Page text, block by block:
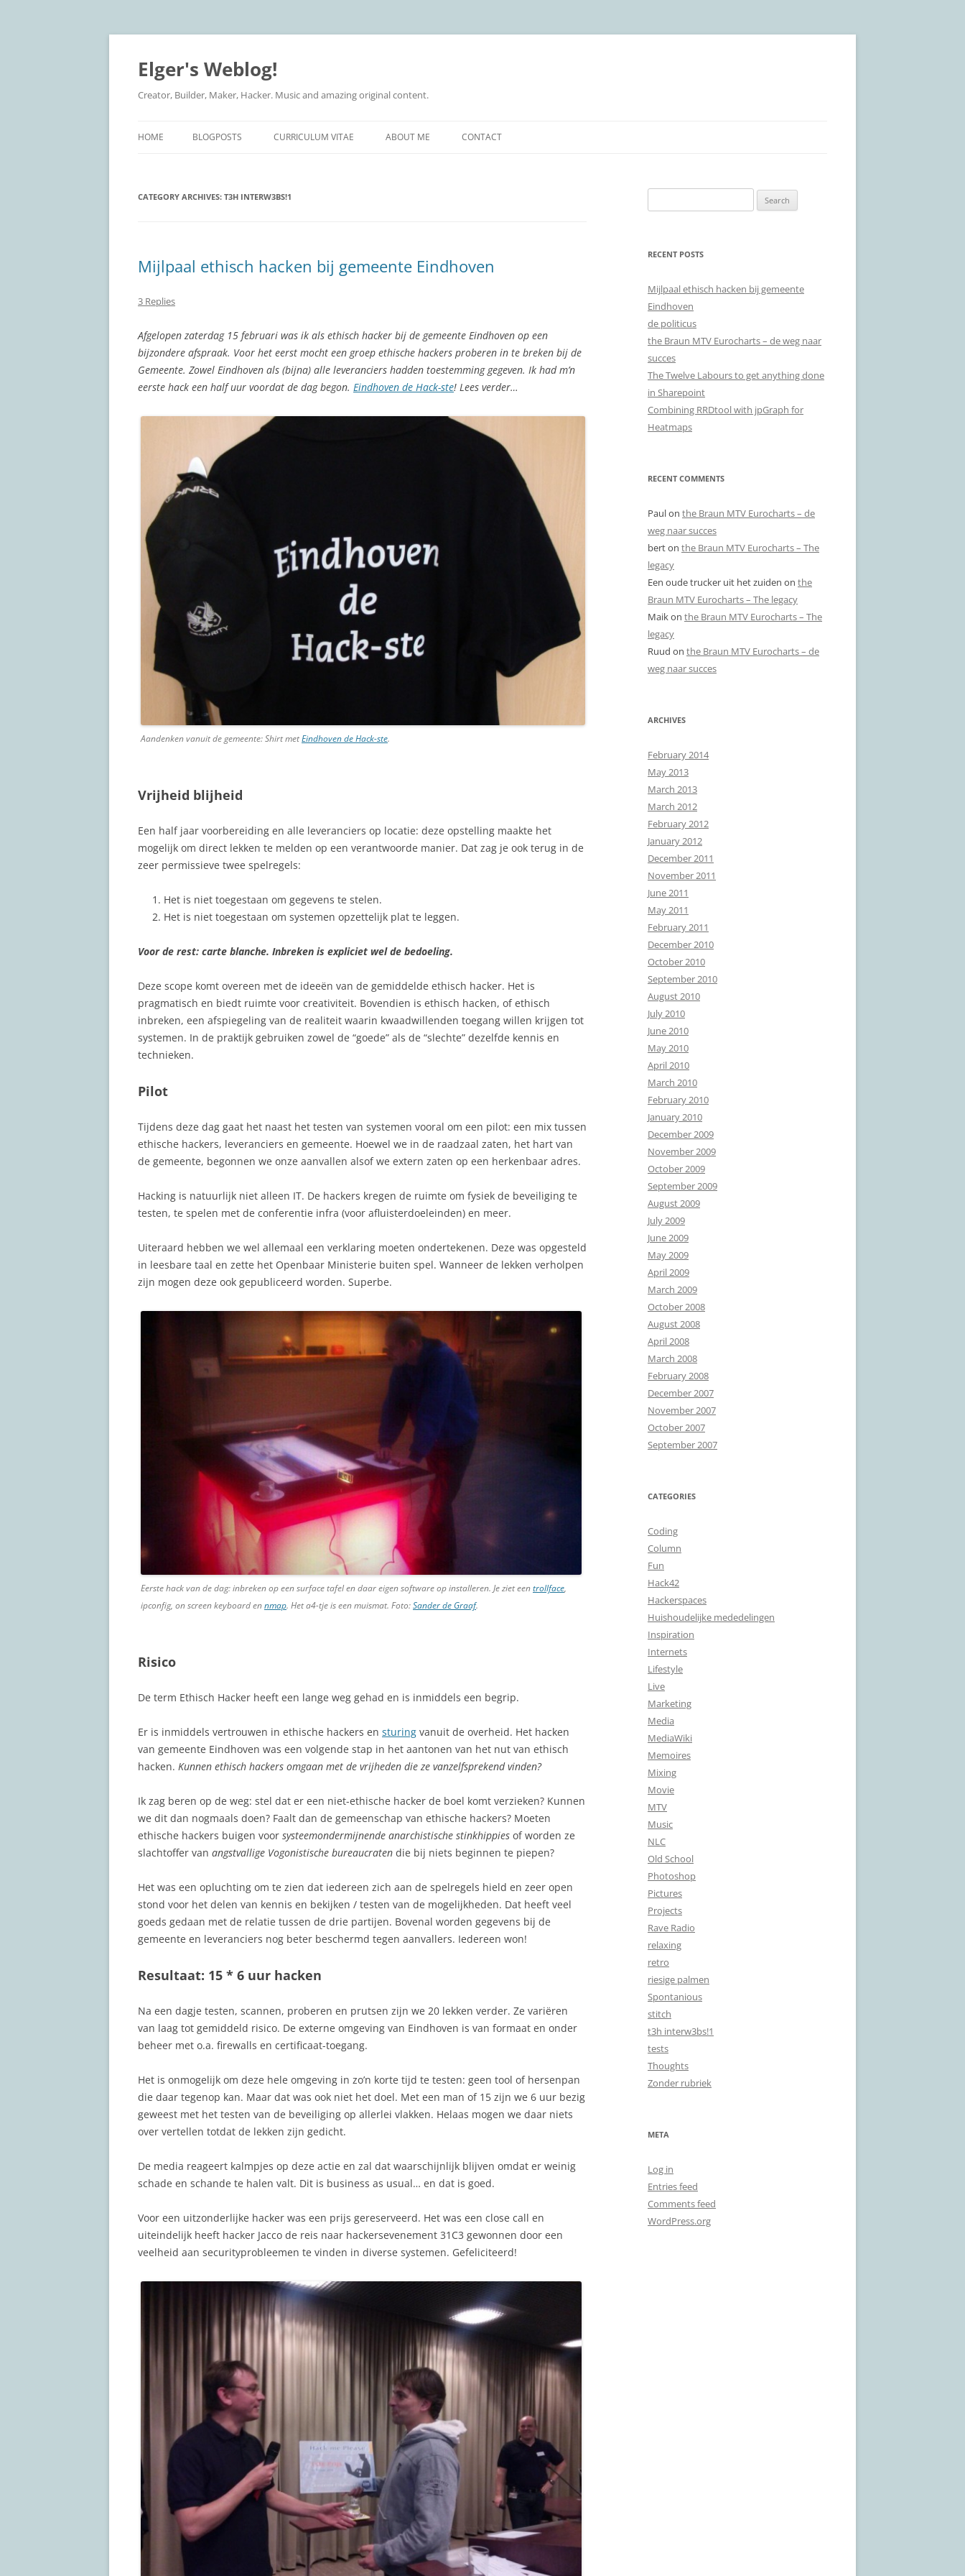
Elger's Weblog!
Creator, Builder, Maker, Hacker. Music and amazing original content.
to
HOME BLOGPOSTS CURRICULUM VITAE ABOUT ME CONTACT
CATEGORY ARCHIVES: T3H INTERW3BS!1
Mijlpaal ethisch hacken bij gemeente Eindhoven
3 Replies
Afgelopen zaterdag 15 februari was ik als ethisch hacker bij de gemeente Eindhoven op een
bijzondere afspraak. Voor het eerst mocht een groep ethische hackers proberen in te breken bij de
Gemeente. Zowel Eindhoven als (bijna) alle leveranciers hadden toestemming gegeven. Ik had m’n
eerste hack een half uur voordat de dag begon. Eindhoven de Hack-ste! Lees verder…
Aandenken vanuit de gemeente: Shirt metEindhoven de Hack-ste.
Vrijheid blijheid
Een half jaar voorbereiding en alle leveranciers op locatie: deze opstelling maakte het
mogelijk om direct lekken te melden op een verantwoorde manier. Dat zag je ook terug in de
zeer permissieve twee spelregels:
Het is niet toegestaan om gegevens te stelen.
Het is niet toegestaan om systemen opzettelijk plat te leggen.
Voor de rest: carte blanche. Inbreken is expliciet wel de bedoeling.
Deze scope komt overeen met de ideeën van de gemiddelde ethisch hacker. Het is
pragmatisch en biedt ruimte voor creativiteit. Bovendien is ethisch hacken, of ethisch
inbreken, een afspiegeling van de realiteit waarin kwaadwillenden toegang willen krijgen tot
systemen. In de praktijk gebruiken zowel de “goede” als de “slechte” dezelfde kennis en
technieken.
Pilot
Tijdens deze dag gaat het naast het testen van systemen vooral om een pilot: een mix tussen
ethische hackers, leveranciers en gemeente. Hoewel we in de raadzaal zaten, het hart van
de gemeente, begonnen we onze aanvallen alsof we extern zaten op een herkenbaar adres.
Hacking is natuurlijk niet alleen IT. De hackers kregen de ruimte om fysiek de beveiliging te
testen, te spelen met de conferentie infra (voor afluisterdoeleinden) en meer.
Uiteraard hebben we wel allemaal een verklaring moeten ondertekenen. Deze was opgesteld
in leesbare taal en zette het Openbaar Ministerie buiten spel. Wanneer de lekken verholpen
zijn mogen deze ook gepubliceerd worden. Superbe.
Eerste hack van de dag: inbreken op een surface tafel en daar eigen software op installeren. Je ziet eentrollface,
ipconfig, on screen keyboard ennmap. Het a4-tje is een muismat. Foto:Sander de Graaf.
Risico
De term Ethisch Hacker heeft een lange weg gehad en is inmiddels een begrip.
Er is inmiddels vertrouwen in ethische hackers en sturing vanuit de overheid. Het hacken
van gemeente Eindhoven was een volgende stap in het aantonen van het nut van ethisch
hacken. Kunnen ethisch hackers omgaan met de vrijheden die ze vanzelfsprekend vinden?
Ik zag beren op de weg: stel dat er een niet-ethische hacker de boel komt verzieken? Kunnen
we dit dan nogmaals doen? Faalt dan de gemeenschap van ethische hackers? Moeten
ethische hackers buigen voor systeemondermijnende anarchistische stinkhippies of worden ze
slachtoffer van angstvallige Vogonistische bureaucraten die bij niets beginnen te piepen?
Het was een opluchting om te zien dat iedereen zich aan de spelregels hield en zeer open
stond voor het delen van kennis en bekijken / testen van de mogelijkheden. Dat heeft veel
goeds gedaan met de relatie tussen de drie partijen. Bovenal worden gegevens bij de
gemeente en leveranciers nog beter beschermd tegen aanvallers. Iedereen won!
Resultaat: 15 * 6 uur hacken
Na een dagje testen, scannen, proberen en prutsen zijn we 20 lekken verder. Ze variëren
van laag tot gemiddeld risico. De externe omgeving van Eindhoven is van formaat en onder
beheer met o.a. firewalls en certificaat-toegang.
Het is onmogelijk om deze hele omgeving in zo’n korte tijd te testen: geen tool of hersenpan
die daar tegenop kan. Maar dat was ook niet het doel. Met een man of 15 zijn we 6 uur bezig
geweest met het testen van de beveiliging op allerlei vlakken. Helaas mogen we daar niets
over vertellen totdat de lekken zijn gedicht.
De media reageert kalmpjes op deze actie en zal dat waarschijnlijk blijven omdat er weinig
schade en schande te halen valt. Dit is business as usual… en dat is goed.
Voor een uitzonderlijke hacker was een prijs gereserveerd. Het was een close call en
uiteindelijk heeft hacker Jacco de reis naar hackersevenement 31C3 gewonnen door een
veelheid aan securityprobleemen te vinden in diverse systemen. Gefeliciteerd!
for:
RECENT POSTS
Mijlpaal ethisch hacken bij gemeente
Eindhoven
de politicus
the Braun MTV Eurocharts – de weg naar
succes
The Twelve Labours to get anything done
in Sharepoint
Combining RRDtool with jpGraph for
Heatmaps
RECENT COMMENTS
Paulon the Braun MTV Eurocharts – de
weg naar succes
berton the Braun MTV Eurocharts – The
legacy
Een oude trucker uit het zuiden on the
Braun MTV Eurocharts – The legacy
Maikon the Braun MTV Eurocharts – The
legacy
Ruud on the Braun MTV Eurocharts – de
weg naar succes
ARCHIVES
February 2014
May 2013
March 2013
March 2012
February 2012
January 2012
December 2011
November 2011
June 2011
May 2011
February 2011
December 2010
October 2010
September 2010
August 2010
July 2010
June 2010
May 2010
April 2010
March 2010
February 2010
January 2010
December 2009
November 2009
October 2009
September 2009
August 2009
July 2009
June 2009
May 2009
April 2009
March 2009
October 2008
August 2008
April 2008
March 2008
February 2008
December 2007
November 2007
October 2007
September 2007
CATEGORIES
Coding
Column
Fun
Hack42
Hackerspaces
Huishoudelijke mededelingen
Inspiration
Internets
Lifestyle
Live
Marketing
Media
MediaWiki
Memoires
Mixing
Movie
MTV
Music
NLC
Old School
Photoshop
Pictures
Projects
Rave Radio
relaxing
retro
riesige palmen
Spontanious
stitch
t3h interw3bs!1
tests
Thoughts
Zonder rubriek
META
Log in
Entries feed
Comments feed
WordPress.org